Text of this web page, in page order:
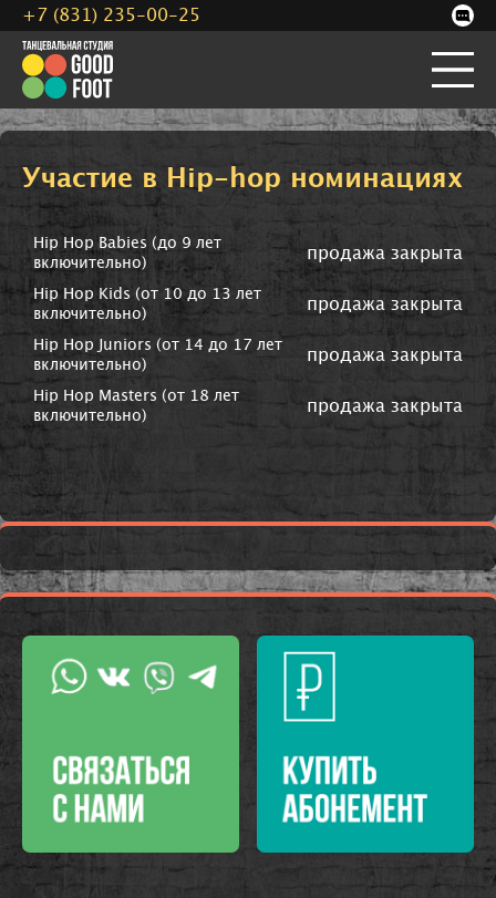
Участие в Hip-hop номинациях
Hip Hop Babies (до 9 лет
включительно)
продажа закрыта
Hip Hop Kids (от 10 до 13 лет
включительно)
продажа закрыта
Hip Hop Juniors (от 14 до 17 лет
включительно)
продажа закрыта
Hip Hop Masters (от 18 лет
включительно)
продажа закрыта
+7 (831) 235-00-25